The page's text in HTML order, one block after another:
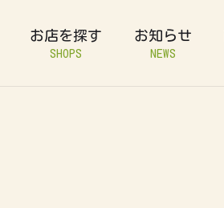
お店を探す
SHOPS
お知らせ
NEWS